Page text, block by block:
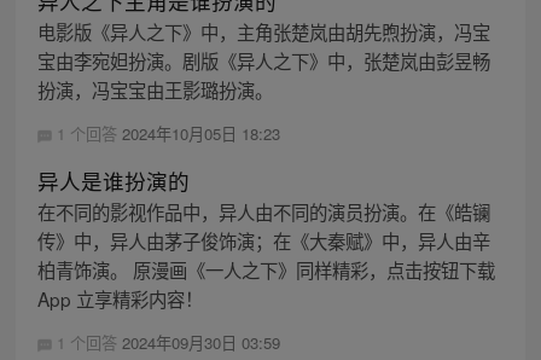
电影版《异人之下》中，主角张楚岚由胡先煦扮演，冯宝
宝由李宛妲扮演。剧版《异人之下》中，张楚岚由彭昱畅
扮演，冯宝宝由王影璐扮演。
1 个回答 2024年10月05日 18:23
异人是谁扮演的
在不同的影视作品中，异人由不同的演员扮演。在《皓镧
传》中，异人由茅子俊饰演；在《大秦赋》中，异人由辛
柏青饰演。 原漫画《一人之下》同样精彩，点击按钮下载
App 立享精彩内容！
1 个回答 2024年09月30日 03:59